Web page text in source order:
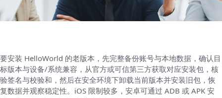
要安装 HelloWorld 的老版本，先完整备份账号与本地数据，确认目
标版本与设备/系统兼容，从官方或可信第三方获取对应安装包，核
验签名与校验和，然后在安全环境下卸载当前版本并安装旧包，恢
复数据并观察稳定性。iOS 限制较多，安卓可通过 ADB 或 APK 安